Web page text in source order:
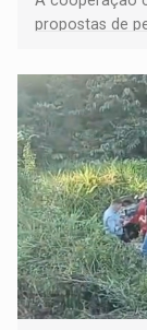
propostas de